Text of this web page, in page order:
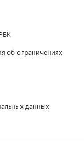
об ограничениях
данных